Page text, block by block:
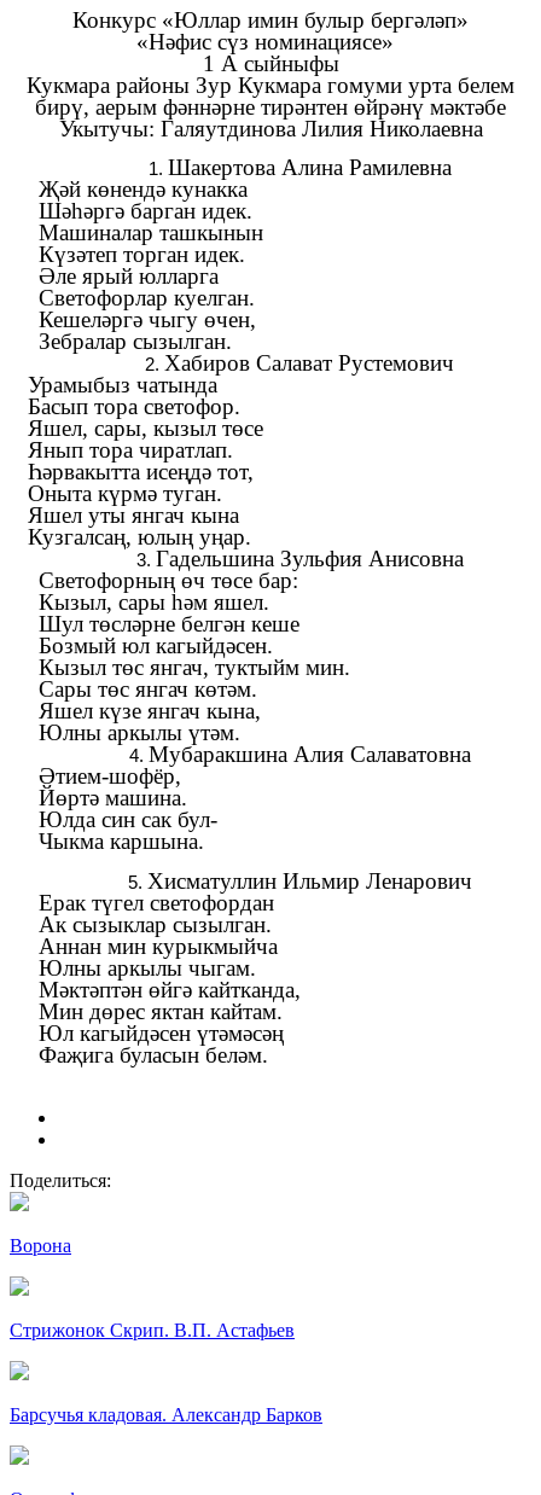
Конкурс «Юллар имин булыр бергәләп»
«Нәфис сүз номинациясе»
1 А сыйныфы
Кукмара районы Зур Кукмара гомуми урта белем
бирү, аерым фәннәрне тирәнтен өйрәнү мәктәбе
Укытучы: Галяутдинова Лилия Николаевна
Шакертова Алина Рамилевна
Җәй көнендә кунакка
Шәһәргә барган идек.
Машиналар ташкынын
Күзәтеп торган идек.
Әле ярый юлларга
Светофорлар куелган.
Кешеләргә чыгу өчен,
Зебралар сызылган.
Хабиров Салават Рустемович
Урамыбыз чатында
Басып тора светофор.
Яшел, сары, кызыл төсе
Янып тора чиратлап.
Һәрвакытта исеңдә тот,
Оныта күрмә туган.
Яшел уты янгач кына
Кузгалсаң, юлың уңар.
Гадельшина Зульфия Анисовна
Светофорның өч төсе бар:
Кызыл, сары һәм яшел.
Шул төсләрне белгән кеше
Бозмый юл кагыйдәсен.
Кызыл төс янгач, туктыйм мин.
Сары төс янгач көтәм.
Яшел күзе янгач кына,
Юлны аркылы үтәм.
Мубаракшина Алия Салаватовна
Әтием-шофёр,
Йөртә машина.
Юлда син сак бул-
Чыкма каршына.
Хисматуллин Ильмир Ленарович
Ерак түгел светофордан
Ак сызыклар сызылган.
Аннан мин курыкмыйча
Юлны аркылы чыгам.
Мәктәптән өйгә кайтканда,
Мин дөрес яктан кайтам.
Юл кагыйдәсен үтәмәсәң
Фаҗига буласын беләм.
Поделиться:
Ворона
Стрижонок Скрип. В.П. Астафьев
Барсучья кладовая. Александр Барков